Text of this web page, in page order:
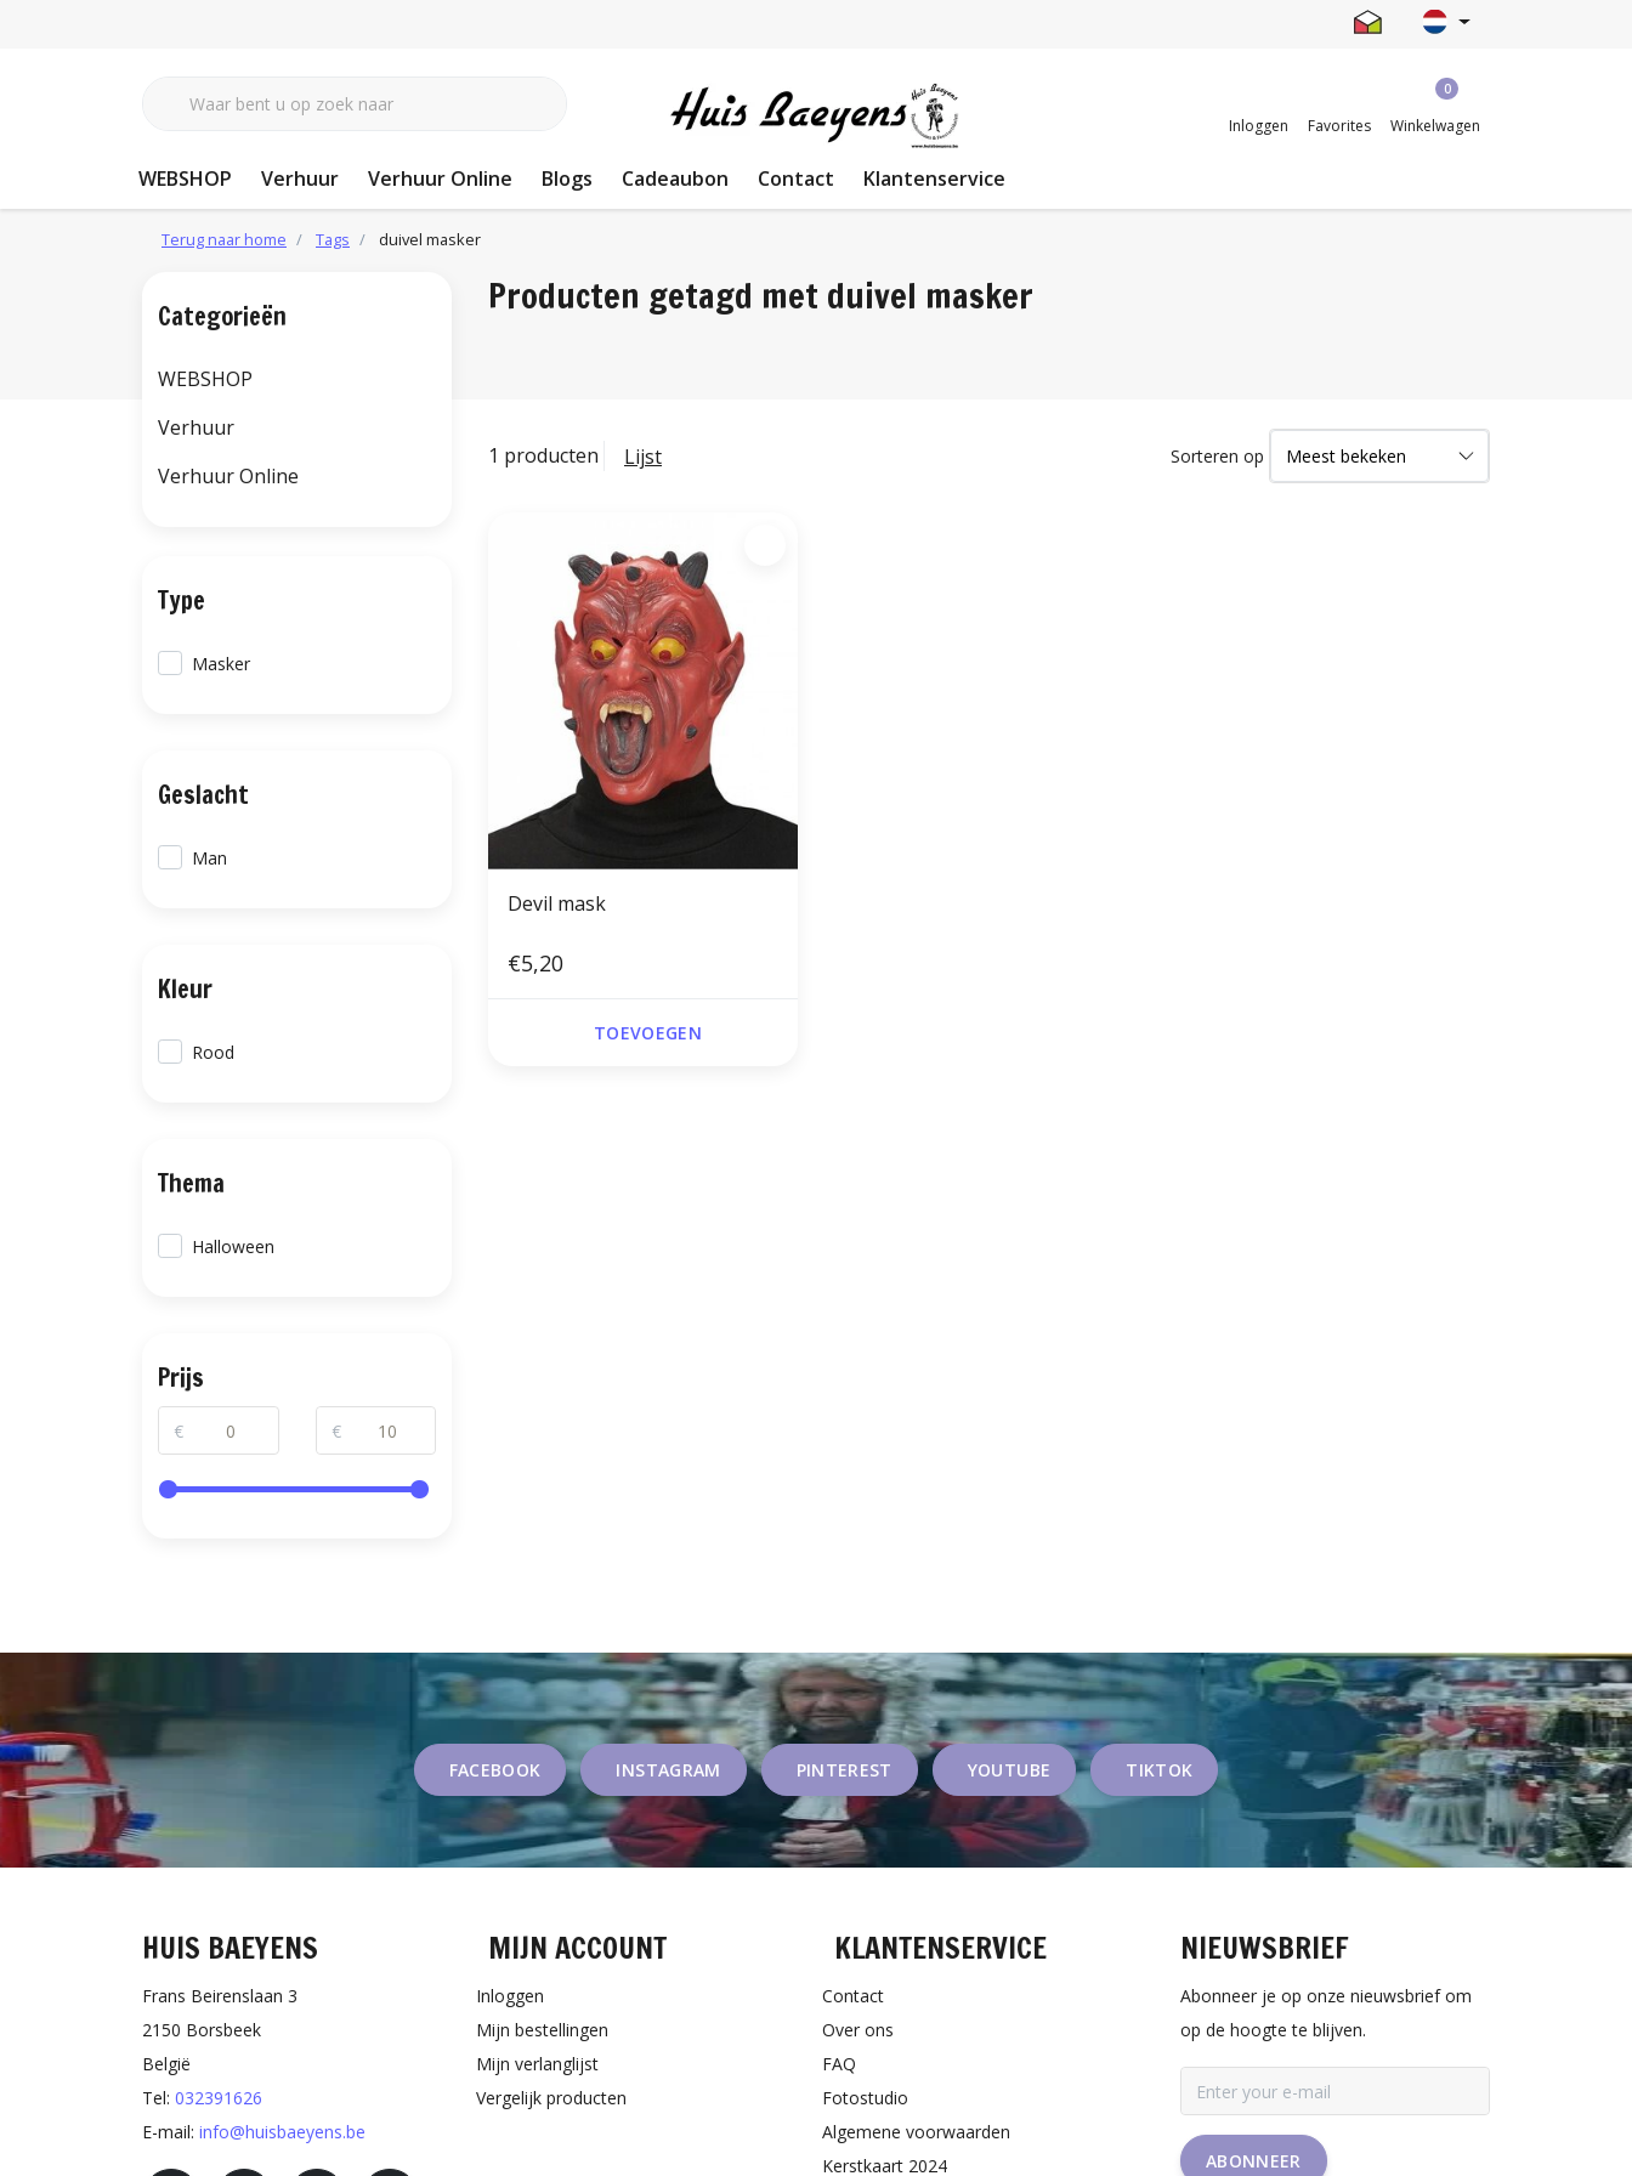
Inloggen Favorites
0
Winkelwagen
WEBSHOP Verhuur Verhuur Online Blogs Cadeaubon Contact Klantenservice
Terug naar home Tags duivel masker
Producten getagd met duivel masker
1 producten Lijst Sorteren op
Devil mask
€5,20
TOEVOEGEN
Categorieën
WEBSHOP
Verhuur
Verhuur Online
Type
Masker
Geslacht
Man
Kleur
Rood
Thema
Halloween
Prijs
€ €
FACEBOOK INSTAGRAM PINTEREST YOUTUBE TIKTOK
HUIS BAEYENS
Frans Beirenslaan 3
2150 Borsbeek
België
Tel: 032391626
E-mail: info@huisbaeyens.be
MIJN ACCOUNT
Inloggen
Mijn bestellingen
Mijn verlanglijst
Vergelijk producten
KLANTENSERVICE
Contact
Over ons
FAQ
Fotostudio
Algemene voorwaarden
Kerstkaart 2024
NIEUWSBRIEF
Abonneer je op onze nieuwsbrief om
op de hoogte te blijven.
ABONNEER